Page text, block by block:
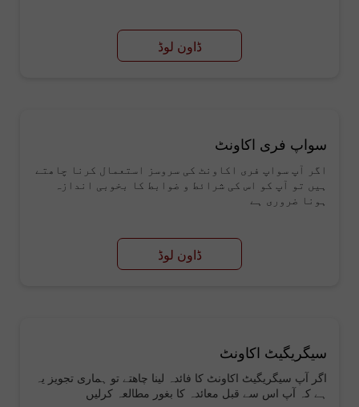
ڈاون لوڈ
سواپ فری اکاونٹ
اگر آپ سواپ فری اکاونٹ کی سروسز استعمال کرنا چاھتے
ہیں تو آپ کو اس کی شرائط و ضوابط کا بخوبی اندازہ
ہونا ضروری ہے
ڈاون لوڈ
سیگریگیٹ اکاونٹ
اگر آپ سیگریگیٹ اکاونٹ کا فائدہ لینا چاھتے تو ہماری تجویز یہ
ہے کہ آپ اس سے قبل معائدہ کا بغور مطالعہ کرلیں